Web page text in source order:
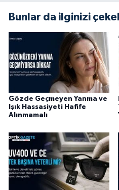
Bunlar da ilginizi
Gözde Geçmeyen Yanma ve
Işık Hassasiyeti Hafife
Alınmamalı